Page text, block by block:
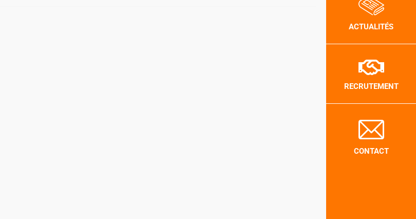
ACTUALITÉS
RECRUTEMENT
CONTACT